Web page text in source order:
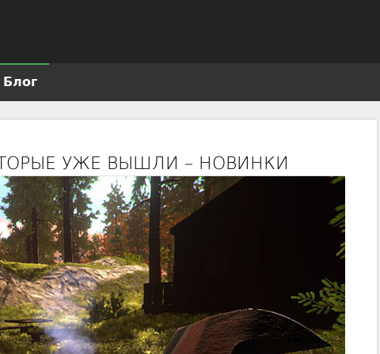
УЖЕ ВЫШЛИ – НОВИНКИ
Блог